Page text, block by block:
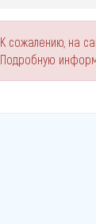
К сожалению, на
Подробную